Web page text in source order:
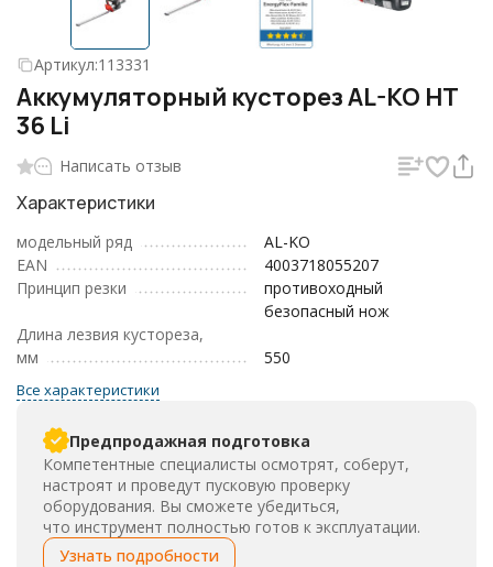
Артикул:113331
Аккумуляторный кусторез AL-KO HT
36 Li
Написать отзыв
Характеристики
модельный ряд
AL-KO
EAN
4003718055207
Принцип резки
противоходный
безопасный нож
Длина лезвия кустореза,
мм
550
Все характеристики
Предпродажная подготовка
Компетентные специалисты осмотрят, соберут,
настроят и проведут пусковую проверку
оборудования. Вы сможете убедиться,
что инструмент полностью готов к эксплуатации.
Узнать подробности